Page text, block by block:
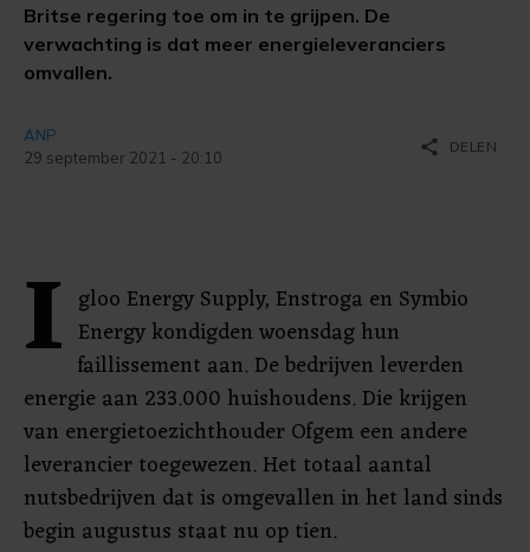
Britse regering toe om in te grijpen. De
verwachting is dat meer energieleveranciers
omvallen.
ANP
29 september 2021 - 20:10
share DELEN
I gloo Energy Supply, Enstroga en Symbio
Energy kondigden woensdag hun
faillissement aan. De bedrijven leverden
energie aan 233.000 huishoudens. Die krijgen
van energietoezichthouder Ofgem een andere
leverancier toegewezen. Het totaal aantal
nutsbedrijven dat is omgevallen in het land sinds
begin augustus staat nu op tien.